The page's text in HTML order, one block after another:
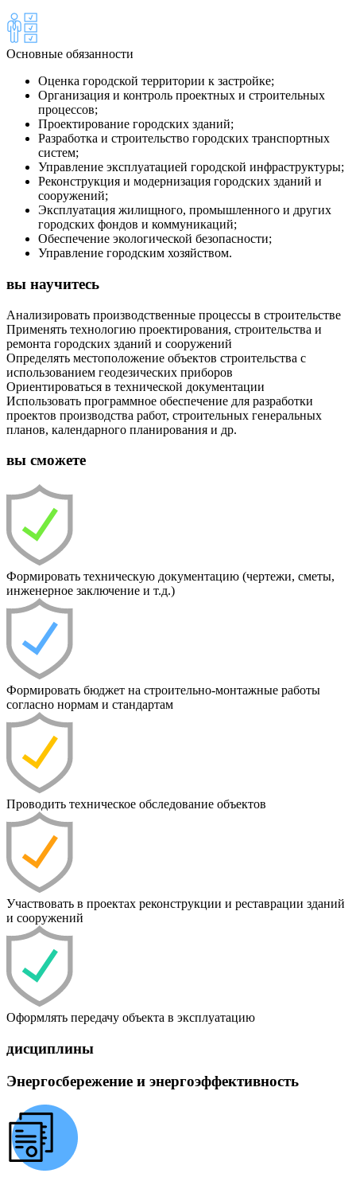
Основные обязанности
Оценка городской территории к застройке;
Организация и контроль проектных и строительных
процессов;
Проектирование городских зданий;
Разработка и строительство городских транспортных
систем;
Управление эксплуатацией городской инфраструктуры;
Реконструкция и модернизация городских зданий и
сооружений;
Эксплуатация жилищного, промышленного и других
городских фондов и коммуникаций;
Обеспечение экологической безопасности;
Управление городским хозяйством.
вы научитесь
Анализировать производственные процессы в строительстве
Применять технологию проектирования, строительства и
ремонта городских зданий и сооружений
Определять местоположение объектов строительства с
использованием геодезических приборов
Ориентироваться в технической документации
Использовать программное обеспечение для разработки
проектов производства работ, строительных генеральных
планов, календарного планирования и др.
вы сможете
Формировать техническую документацию (чертежи, сметы,
инженерное заключение и т.д.)
Формировать бюджет на строительно-монтажные работы
согласно нормам и стандартам
Проводить техническое обследование объектов
Участвовать в проектах реконструкции и реставрации зданий
и сооружений
Оформлять передачу объекта в эксплуатацию
дисциплины
Энергосбережение и энергоэффективность